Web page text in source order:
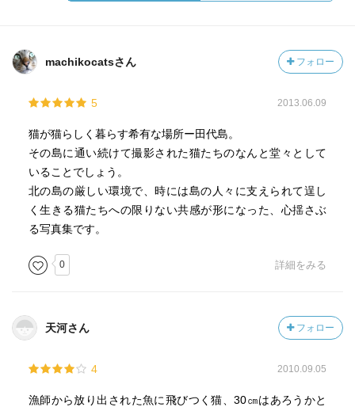
machikocatsさん フォロー
5 2013.06.09
猫が猫らしく暮らす希有な場所ー田代島。
その島に通い続けて撮影された猫たちのなんと堂々として
いることでしょう。
北の島の厳しい環境で、時には島の人々に支えられて逞し
く生きる猫たちへの限りない共感が形になった、心揺さぶ
る写真集です。
0 詳細をみる
天河さん フォロー
4 2010.09.05
漁師から放り出された魚に飛びつく猫、30㎝はあろうかと